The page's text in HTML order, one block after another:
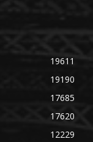
19611
19190
17685
17620
12229